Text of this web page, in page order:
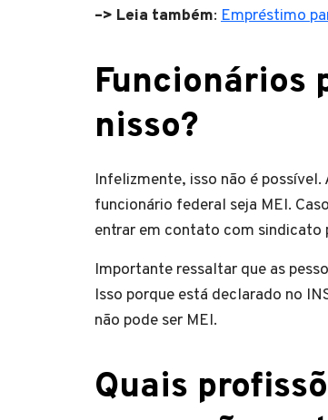
–> Leia também: Empréstimo
Funcionários
nisso?
Infelizmente, isso não é
funcionário federal seja MEI.
entrar em contato com sindicato
Importante ressaltar que as
Isso porque está declarado no
não pode ser MEI.
Quais